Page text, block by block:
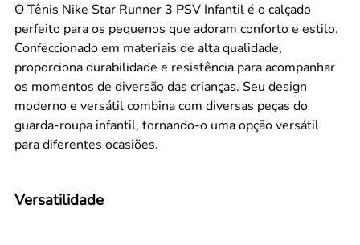
O Tênis Nike Star Runner 3 PSV Infantil é o calçado
perfeito para os pequenos que adoram conforto e estilo.
Confeccionado em materiais de alta qualidade,
proporciona durabilidade e resistência para acompanhar
os momentos de diversão das crianças. Seu design
moderno e versátil combina com diversas peças do
guarda-roupa infantil, tornando-o uma opção versátil
para diferentes ocasiões.
Versatilidade